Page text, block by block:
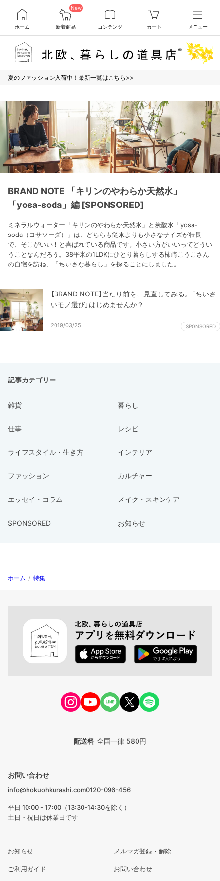
ホーム
New
新着商品 コンテンツ カート メニュー
夏のファッション入荷中！最新一覧はこちら>>
BRAND NOTE 「キリンのやわらか天然水」
「yosa-soda」編 [SPONSORED]
ミネラルウォーター「キリンのやわらか天然水」と炭酸水「yosa-
soda（ヨサソーダ）」は、どちらも従来よりも小さなサイズが特長
で、そこがいい！と喜ばれている商品です。小さい方がいいってどうい
うことなんだろう。38平米の1LDKにひとり暮らしする柿崎こうこさん
の自宅を訪ね、「ちいさな暮らし」を探ることにしました。
【BRAND NOTE】当たり前を、見直してみる。「ちいさ
いモノ選び」はじめませんか？
2019/03/25 SPONSORED
記事カテゴリー
雑貨 暮らし
仕事 レシピ
ライフスタイル・生き方 インテリア
ファッション カルチャー
エッセイ・コラム メイク・スキンケア
SPONSORED お知らせ
ホーム / 特集
配送料 全国一律 580円
お問い合わせ
info@hokuohkurashi.com0120-096-456
平日 10:00 - 17:00（13:30-14:30を除く）
土日・祝日は休業日です
お知らせ メルマガ登録・解除
ご利用ガイド お問い合わせ